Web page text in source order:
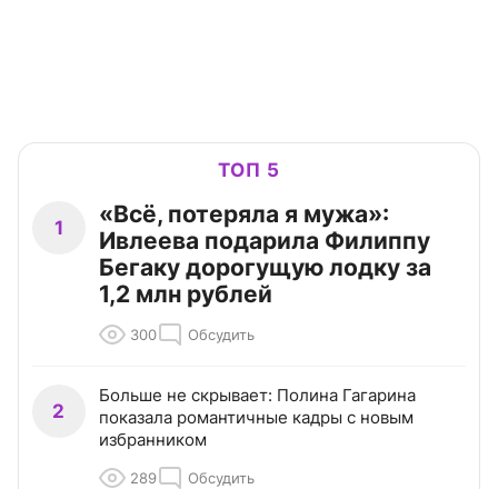
ТОП 5
1
«Всё, потеряла я мужа»:
Ивлеева подарила Филиппу
Бегаку дорогущую лодку за
1,2 млн рублей
300 Обсудить
2
Больше не скрывает: Полина Гагарина
показала романтичные кадры с новым
избранником
289 Обсудить